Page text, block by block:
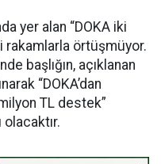
yer alan “DOKA iki
rakamlarla örtüşmüyor.
başlığın, açıklanan
“DOKA’dan
TL destek”